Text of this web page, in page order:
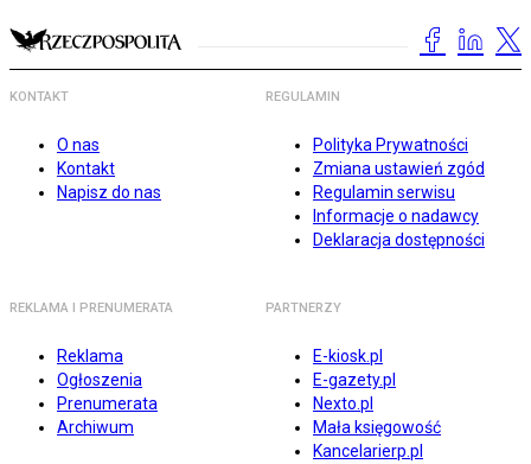
KONTAKT
O nas
Kontakt
Napisz do nas
REGULAMIN
Polityka Prywatności
Zmiana ustawień zgód
Regulamin serwisu
Informacje o nadawcy
Deklaracja dostępności
REKLAMA I PRENUMERATA
Reklama
Ogłoszenia
Prenumerata
Archiwum
PARTNERZY
E-kiosk.pl
E-gazety.pl
Nexto.pl
Mała księgowość
Kancelarierp.pl